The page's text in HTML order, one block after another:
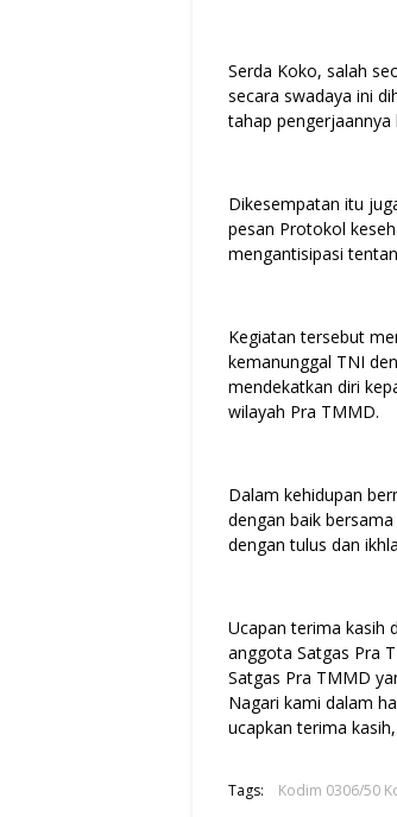
Serda Koko, salah
secara swadaya ini
tahap pengerjaannya
Dikesempatan itu
pesan Protokol
mengantisipasi
Kegiatan tersebut
kemanunggal TNI
mendekatkan diri
wilayah Pra TMMD.
Dalam kehidupan
dengan baik
dengan tulus dan
Ucapan terima kasih
anggota Satgas Pra
Satgas Pra TMMD
Nagari kami dalam
ucapkan terima
Tags: Kodim 0306/50